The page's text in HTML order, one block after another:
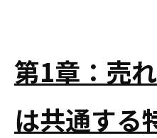
第1章：売
は共通する